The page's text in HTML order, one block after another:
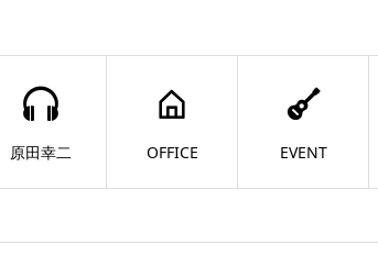
原田幸二 OFFICE EVENT